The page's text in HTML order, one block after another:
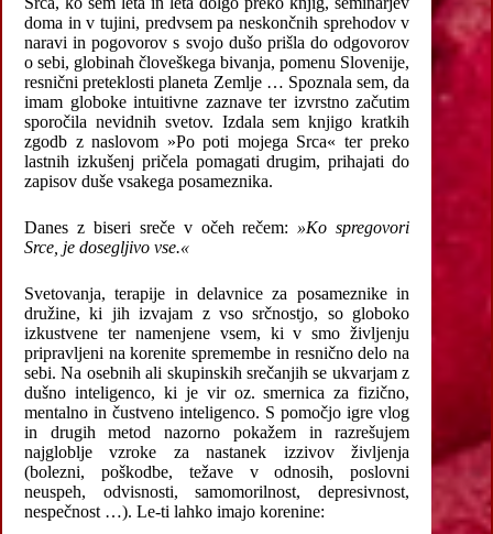
doma in v tujini, predvsem pa neskončnih sprehodov v
naravi in pogovorov s svojo dušo prišla do odgovorov
o sebi, globinah človeškega bivanja, pomenu Slovenije,
resnični preteklosti planeta Zemlje … Spoznala sem, da
imam globoke intuitivne zaznave ter izvrstno začutim
sporočila nevidnih svetov. Izdala sem knjigo kratkih
zgodb z naslovom »Po poti mojega Srca« ter preko
lastnih izkušenj pričela pomagati drugim, prihajati do
zapisov duše vsakega posameznika.
Danes z biseri sreče v očeh rečem: »Ko spregovori
Srce, je dosegljivo vse.«
Svetovanja, terapije in delavnice za posameznike in
družine, ki jih izvajam z vso srčnostjo, so globoko
izkustvene ter namenjene vsem, ki v smo življenju
pripravljeni na korenite spremembe in resnično delo na
sebi. Na osebnih ali skupinskih srečanjih se ukvarjam z
dušno inteligenco, ki je vir oz. smernica za fizično,
mentalno in čustveno inteligenco. S pomočjo igre vlog
in drugih metod nazorno pokažem in razrešujem
najgloblje vzroke za nastanek izzivov življenja
(bolezni, poškodbe, težave v odnosih, poslovni
neuspeh, odvisnosti, samomorilnost, depresivnost,
nespečnost …). Le-ti lahko imajo korenine: